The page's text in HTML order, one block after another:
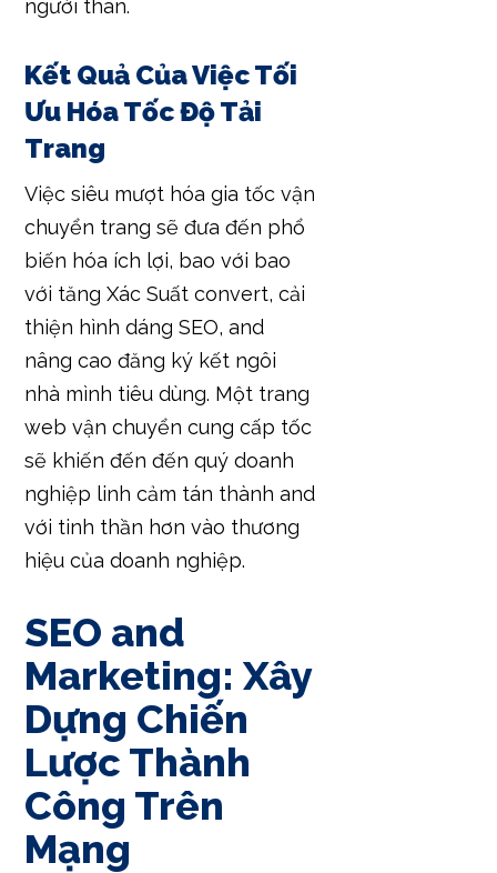
người thân.
Kết Quả Của Việc Tối
Ưu Hóa Tốc Độ Tải
Trang
Việc siêu mượt hóa gia tốc vận
chuyển trang sẽ đưa đến phổ
biến hóa ích lợi, bao với bao
với tăng Xác Suất convert, cải
thiện hình dáng SEO, and
nâng cao đăng ký kết ngôi
nhà mình tiêu dùng. Một trang
web vận chuyển cung cấp tốc
sẽ khiến đến đến quý doanh
nghiệp linh cảm tán thành and
với tinh thần hơn vào thương
hiệu của doanh nghiệp.
SEO and
Marketing: Xây
Dựng Chiến
Lược Thành
Công Trên
Mạng